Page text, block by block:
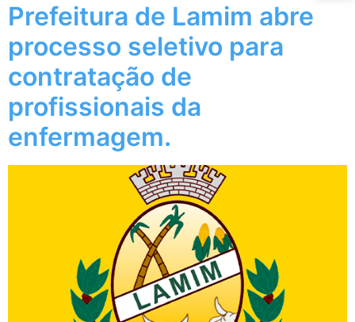
Prefeitura de Lamim abre
processo seletivo para
contratação de
profissionais da
enfermagem.